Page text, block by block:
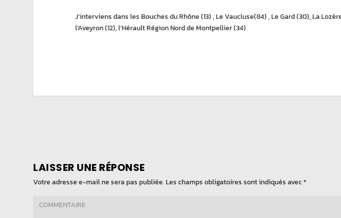
J’interviens dans les Bouches du Rhône (13) , Le Vaucluse(84) , Le Gard (30), La
l’Aveyron (12), l’Hérault Région Nord de Montpellier (34)
LAISSER UNE RÉPONSE
Votre adresse e-mail ne sera pas publiée. Les champs obligatoires sont indiqués avec*